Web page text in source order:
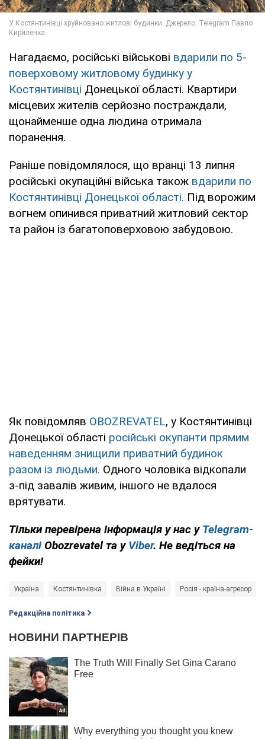
Нагадаємо, російські військові вдарили по 5-
поверховому житловому будинку у
Костянтинівці Донецької області. Квартири
місцевих жителів серйозно постраждали,
щонайменше одна людина отримала
поранення.
Раніше повідомлялося, що вранці 13 липня
російські окупаційні війська також вдарили по
Костянтинівці Донецької області. Під ворожим
вогнем опинився приватний житловий сектор
та район із багатоповерховою забудовою.
Як повідомляв OBOZREVATEL, у Костянтинівці
Донецької області російські окупанти прямим
наведенням знищили приватний будинок
разом із людьми. Одного чоловіка відкопали
з-під завалів живим, іншого не вдалося
врятувати.
Тільки перевірена інформація у нас у Telegram-
каналі Obozrevatel та у Viber. Не ведіться на
фейки!
Україна Костянтинівка Війна в Україні Росія - країна-агресор
Редакційна політика